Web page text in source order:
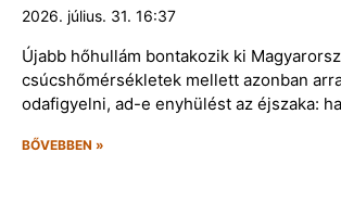
2026. július. 31. 16:37
Újabb hőhullám bontakozik ki
csúcshőmérsékletek mellett azonban
odafigyelni, ad-e enyhülést az éjszaka:
BŐVEBBEN »